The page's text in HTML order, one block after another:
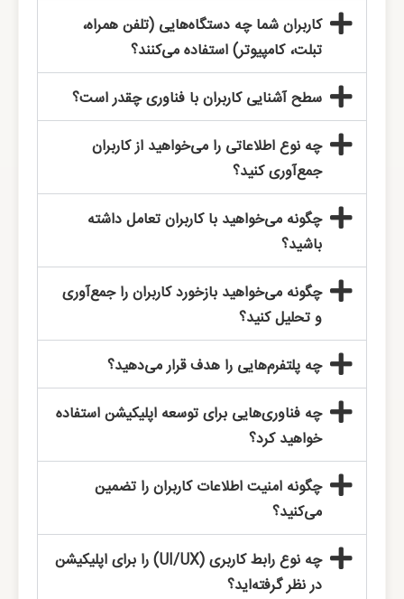
کاربران شما چه دستگاه‌هایی (تلفن همراه،
تبلت، کامپیوتر) استفاده می‌کنند؟
سطح آشنایی کاربران با فناوری چقدر است؟
چه نوع اطلاعاتی را می‌خواهید از کاربران
جمع‌آوری کنید؟
چگونه می‌خواهید با کاربران تعامل داشته
باشید؟
چگونه می‌خواهید بازخورد کاربران را جمع‌آوری
و تحلیل کنید؟
چه پلتفرم‌هایی را هدف قرار می‌دهید؟
چه فناوری‌هایی برای توسعه اپلیکیشن استفاده
خواهید کرد؟
چگونه امنیت اطلاعات کاربران را تضمین
می‌کنید؟
چه نوع رابط کاربری (UI/UX) را برای اپلیکیشن
در نظر گرفته‌اید؟